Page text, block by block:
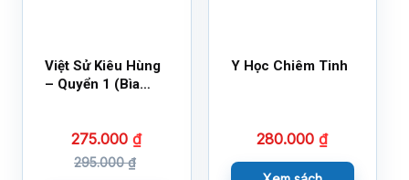
Việt Sử Kiêu Hùng
– Quyển 1 (Bìa
275.000₫
295.000₫
Y Học Chiêm Tinh
280.000₫